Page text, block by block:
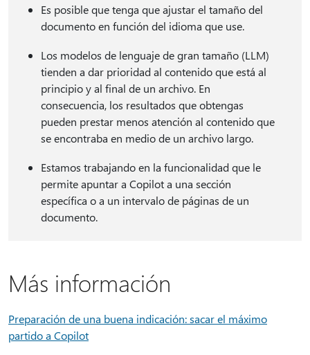
Es posible que tenga que ajustar el tamaño del
documento en función del idioma que use.
Los modelos de lenguaje de gran tamaño (LLM)
tienden a dar prioridad al contenido que está al
principio y al final de un archivo. En
consecuencia, los resultados que obtengas
pueden prestar menos atención al contenido que
se encontraba en medio de un archivo largo.
Estamos trabajando en la funcionalidad que le
permite apuntar a Copilot a una sección
específica o a un intervalo de páginas de un
documento.
Más información
Preparación de una buena indicación: sacar el máximo
partido a Copilot